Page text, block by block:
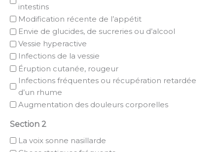
intestins
Modification récente de l’appétit
Envie de glucides, de sucreries ou d’alcool
Vessie hyperactive
Infections de la vessie
Éruption cutanée, rougeur
Infections fréquentes ou récupération retardée
d’un rhume
Augmentation des douleurs corporelles
Section 2
La voix sonne nasillarde